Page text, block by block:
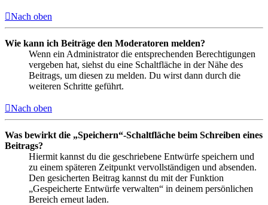
Nach oben
Wie kann ich Beiträge den Moderatoren melden?
Wenn ein Administrator die entsprechenden Berechtigungen
vergeben hat, siehst du eine Schaltfläche in der Nähe des
Beitrags, um diesen zu melden. Du wirst dann durch die
weiteren Schritte geführt.
Nach oben
Was bewirkt die „Speichern“-Schaltfläche beim Schreiben eines
Beitrags?
Hiermit kannst du die geschriebene Entwürfe speichern und
zu einem späteren Zeitpunkt vervollständigen und absenden.
Den gesicherten Beitrag kannst du mit der Funktion
„Gespeicherte Entwürfe verwalten“ in deinem persönlichen
Bereich erneut laden.